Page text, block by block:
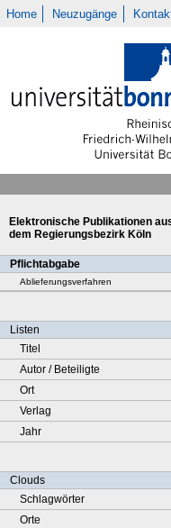
Home Neuzugänge
Elektronische Publikationen
dem Regierungsbezirk Köln
Pflichtabgabe
Ablieferungsverfahren
Listen
Titel
Autor / Beteiligte
Ort
Verlag
Jahr
Clouds
Schlagwörter
Orte